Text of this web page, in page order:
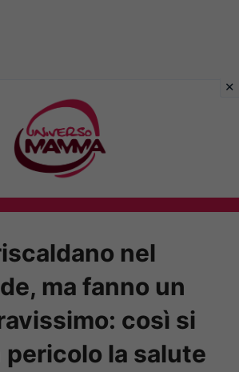
nel
ma fanno un
così si
pericolo la salute